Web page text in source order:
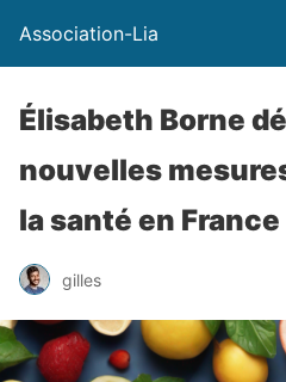
Association-Lia
Élisabeth Borne
nouvelles
la santé en France
gilles